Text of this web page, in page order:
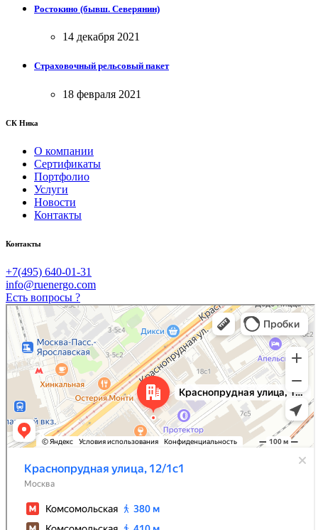
Ростокино (бывш. Северянин)
14 декабря 2021
Страховочный рельсовый пакет
18 февраля 2021
СК Ника
О компании
Сертификаты
Портфолио
Услуги
Новости
Контакты
Контакты
+7(495) 640-01-31
info@ruenergo.com
Есть вопросы ?